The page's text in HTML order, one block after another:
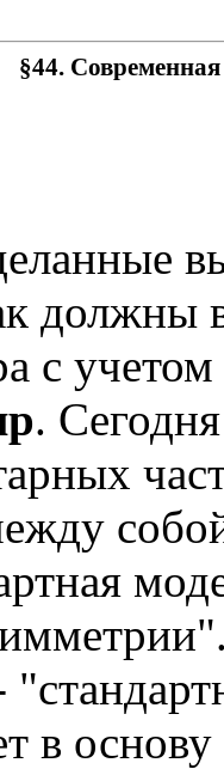
§44.
должны
с
.
в